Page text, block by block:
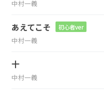
中村一義
あえてこそ 初心者ver
中村一義
十
中村一義